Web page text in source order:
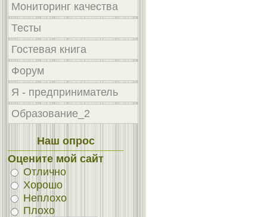
Мониторинг качества
Тесты
Гостевая книга
Форум
Я - предприниматель
Образование_2
Наш опрос
Оцените мой сайт
Отлично
Хорошо
Неплохо
Плохо